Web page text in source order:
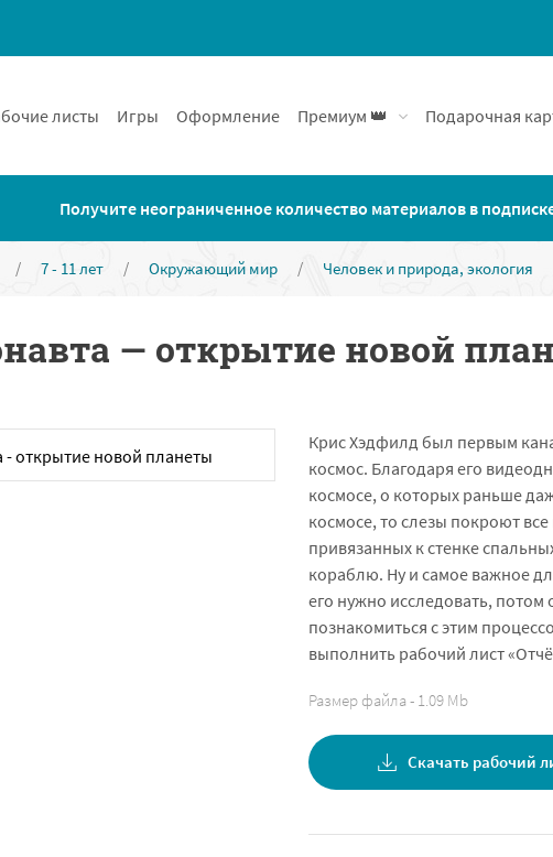
листы Игры Оформление Премиум 👑 Подарочная
Получите неограниченное количество материалов в
/ 7 - 11 лет / Окружающий мир / Человек и природа, экология
— открытие новой
Крис Хэдфилд был первым
космос. Благодаря его
космосе, о которых раньше
космосе, то слезы покроют
привязанных к стенке
кораблю. Ну и самое важное
его нужно исследовать, потом
познакомиться с этим
выполнить рабочий лист
Размер файла - 1.09 Mb
Скачать рабочий